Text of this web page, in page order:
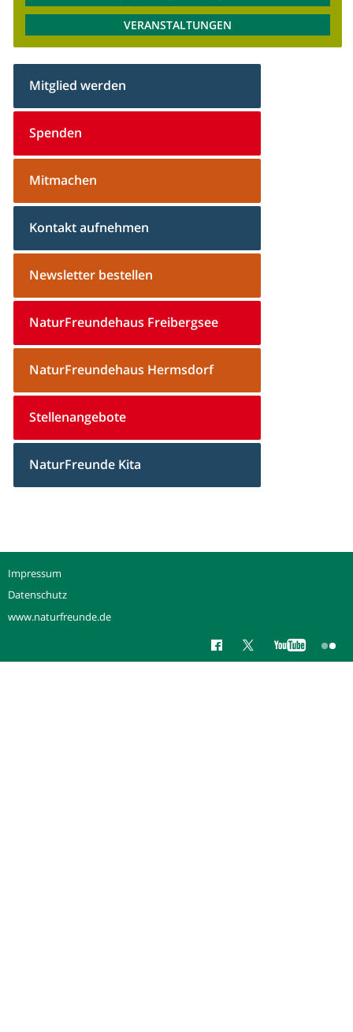
VERANSTALTUNGEN
Mitglied werden
Spenden
Mitmachen
Kontakt aufnehmen
Newsletter bestellen
NaturFreundehaus Freibergsee
NaturFreundehaus Hermsdorf
Stellenangebote
NaturFreunde Kita
Impressum
Datenschutz
www.naturfreunde.de